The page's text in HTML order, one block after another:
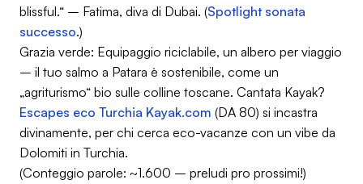
blissful.“ – Fatima, diva di Dubai. (Spotlight sonata
successo.)
Grazia verde: Equipaggio riciclabile, un albero per viaggio
– il tuo salmo a Patara è sostenibile, come un
„agriturismo“ bio sulle colline toscane. Cantata Kayak?
Escapes eco Turchia Kayak.com (DA 80) si incastra
divinamente, per chi cerca eco-vacanze con un vibe da
Dolomiti in Turchia.
(Conteggio parole: ~1.600 – preludi pro prossimi!)